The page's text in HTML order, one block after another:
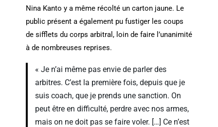
Nina Kanto y a même récolté un carton jaune. Le
public présent a également pu fustiger les coups
de sifflets du corps arbitral, loin de faire l’unanimité
à de nombreuses reprises.
« Je n’ai même pas envie de parler des
arbitres. C’est la première fois, depuis que je
suis coach, que je prends une sanction. On
peut être en difficulté, perdre avec nos armes,
mais on ne doit pas se faire voler. […] Ce n’est